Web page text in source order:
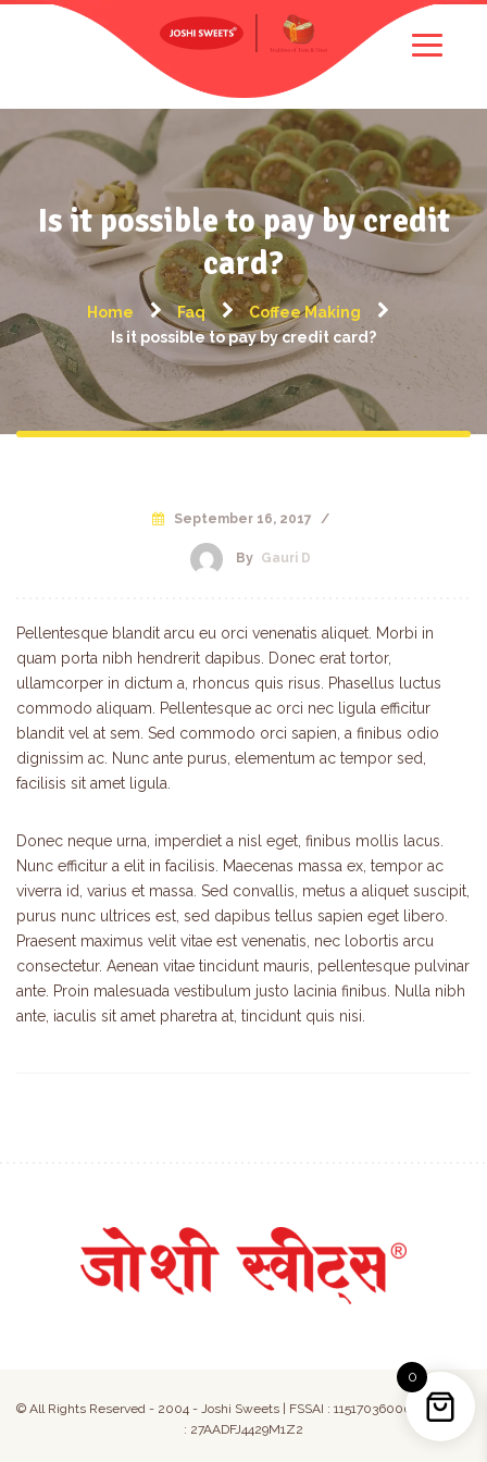
Is it possible to pay by credit
card?
Home Faq
Coffee Making
Is it possible to pay by credit card?
September 16, 2017 /
By Gauri D
Pellentesque blandit arcu eu orci venenatis aliquet. Morbi in
quam porta nibh hendrerit dapibus. Donec erat tortor,
ullamcorper in dictum a, rhoncus quis risus. Phasellus luctus
commodo aliquam. Pellentesque ac orci nec ligula efficitur
blandit vel at sem. Sed commodo orci sapien, a finibus odio
dignissim ac. Nunc ante purus, elementum ac tempor sed,
facilisis sit amet ligula.
Donec neque urna, imperdiet a nisl eget, finibus mollis lacus.
Nunc efficitur a elit in facilisis. Maecenas massa ex, tempor ac
viverra id, varius et massa. Sed convallis, metus a aliquet suscipit,
purus nunc ultrices est, sed dapibus tellus sapien eget libero.
Praesent maximus velit vitae est venenatis, nec lobortis arcu
consectetur. Aenean vitae tincidunt mauris, pellentesque pulvinar
ante. Proin malesuada vestibulum justo lacinia finibus. Nulla nibh
ante, iaculis sit amet pharetra at, tincidunt quis nisi.
© All Rights Reserved - 2004 - Joshi Sweets | FSSAI : 11517036000050 | GST
: 27AADFJ4429M1Z2
0